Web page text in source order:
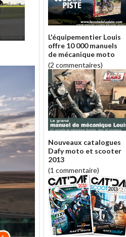
L'équipementier Louis
offre 10 000 manuels
de mécanique moto
(2 commentaires)
Nouveaux catalogues
Dafy moto et scooter
2013
(1 commentaire)